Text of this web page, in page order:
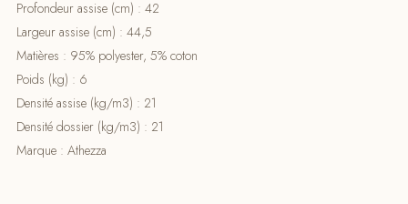
Profondeur assise (cm) : 42
Largeur assise (cm) : 44,5
Matières : 95% polyester, 5% coton
Poids (kg) : 6
Densité assise (kg/m3) : 21
Densité dossier (kg/m3) : 21
Marque : Athezza